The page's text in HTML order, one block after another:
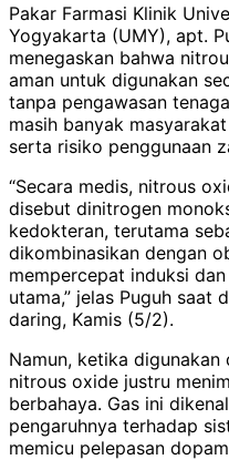
Pakar Farmasi Klinik
Yogyakarta (UMY), apt.
menegaskan bahwa
aman untuk digunakan
tanpa pengawasan
masih banyak
serta risiko penggunaan
“Secara medis, nitrous
disebut dinitrogen
kedokteran, terutama
dikombinasikan dengan
mempercepat induksi
utama,” jelas Puguh saat
daring, Kamis (5/2).
Namun, ketika
nitrous oxide justru
berbahaya. Gas ini
pengaruhnya terhadap
memicu pelepasan